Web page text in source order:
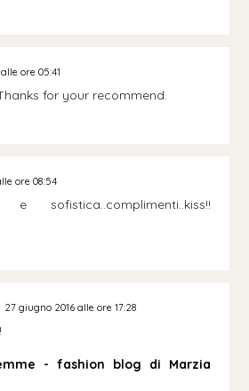
ore 05:41
for your recommend.
ore 08:54
sofistica..complimenti..kiss!!
27 giugno 2016 alle ore 17:28
- fashion blog di Marzia